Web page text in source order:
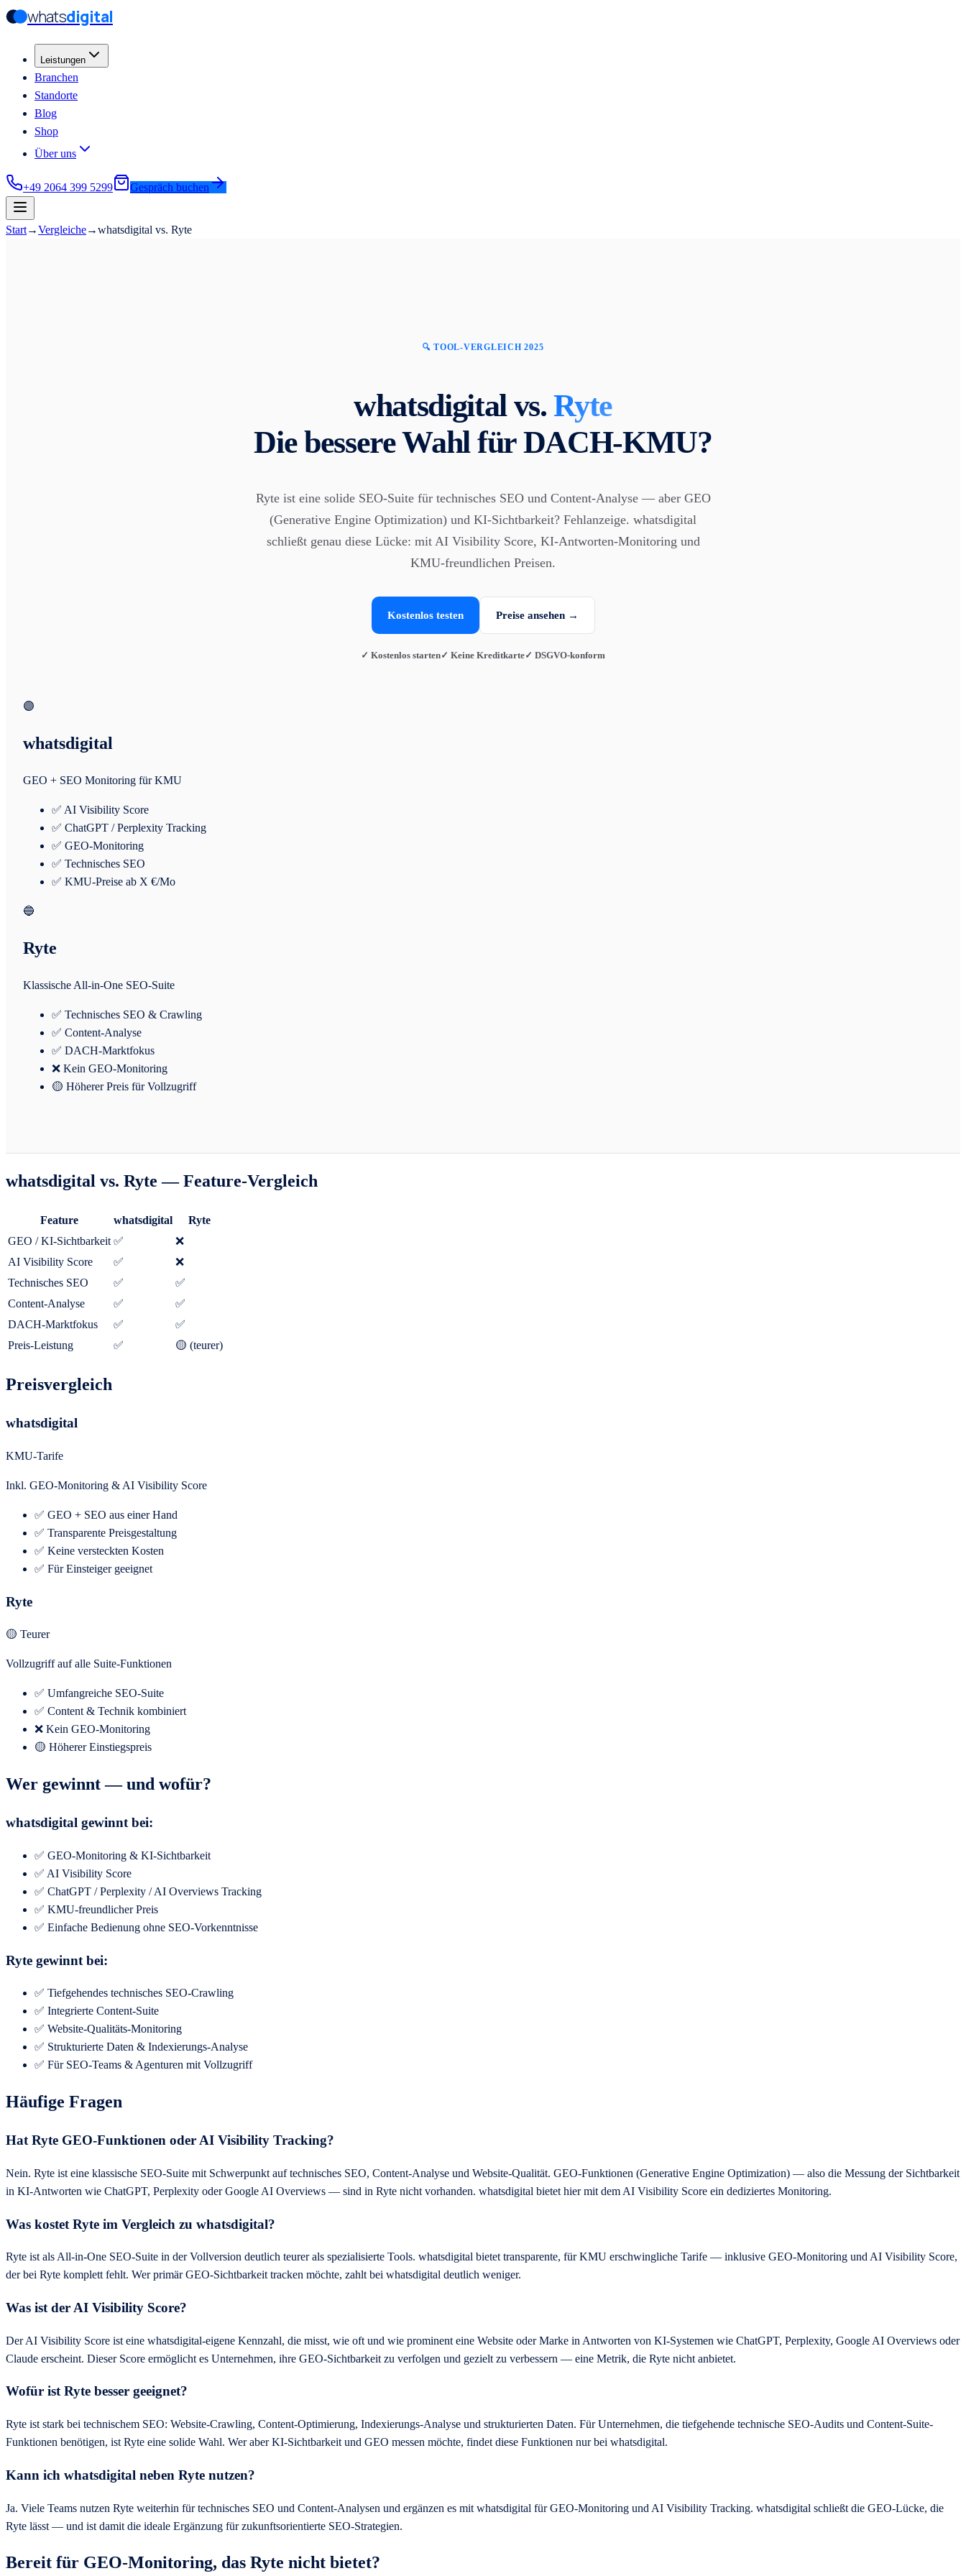
Zum Hauptinhalt springen
Zum Hauptinhalt springen
whatsdigital
Leistungen
Branchen
Standorte
Blog
Shop
Über uns
+49 2064 399 5299 Gespräch buchen
Start→Vergleiche→whatsdigital vs. Ryte
🔍 TOOL-VERGLEICH 2025
whatsdigital vs.Ryte
Die bessere Wahl für DACH-KMU?
Ryte ist eine solide SEO-Suite für technisches SEO und Content-Analyse — aber GEO
(Generative Engine Optimization) und KI-Sichtbarkeit? Fehlanzeige. whatsdigital
schließt genau diese Lücke: mit AI Visibility Score, KI-Antworten-Monitoring und
KMU-freundlichen Preisen.
Kostenlos testen Preise ansehen →
✓ Kostenlos starten✓ Keine Kreditkarte✓ DSGVO-konform
🟣
whatsdigital
GEO + SEO Monitoring für KMU
✅ AI Visibility Score
✅ ChatGPT / Perplexity Tracking
✅ GEO-Monitoring
✅ Technisches SEO
✅ KMU-Preise ab X €/Mo
🔵
Ryte
Klassische All-in-One SEO-Suite
✅ Technisches SEO & Crawling
✅ Content-Analyse
✅ DACH-Marktfokus
❌ Kein GEO-Monitoring
🟡 Höherer Preis für Vollzugriff
whatsdigital vs. Ryte — Feature-Vergleich
Feature whatsdigital
Ryte
GEO / KI-Sichtbarkeit ✅
❌
AI Visibility Score
✅
❌
Technisches SEO
✅
✅
Content-Analyse
✅
✅
DACH-Marktfokus
✅
✅
Preis-Leistung
✅ 🟡 (teurer)
Preisvergleich
whatsdigital
KMU-Tarife
Inkl. GEO-Monitoring & AI Visibility Score
✅ GEO + SEO aus einer Hand
✅ Transparente Preisgestaltung
✅ Keine versteckten Kosten
✅ Für Einsteiger geeignet
Ryte
🟡 Teurer
Vollzugriff auf alle Suite-Funktionen
✅ Umfangreiche SEO-Suite
✅ Content & Technik kombiniert
❌ Kein GEO-Monitoring
🟡 Höherer Einstiegspreis
Wer gewinnt — und wofür?
whatsdigital gewinnt bei:
✅ GEO-Monitoring & KI-Sichtbarkeit
✅ AI Visibility Score
✅ ChatGPT / Perplexity / AI Overviews Tracking
✅ KMU-freundlicher Preis
✅ Einfache Bedienung ohne SEO-Vorkenntnisse
Ryte gewinnt bei:
✅ Tiefgehendes technisches SEO-Crawling
✅ Integrierte Content-Suite
✅ Website-Qualitäts-Monitoring
✅ Strukturierte Daten & Indexierungs-Analyse
✅ Für SEO-Teams & Agenturen mit Vollzugriff
Häufige Fragen
Hat Ryte GEO-Funktionen oder AI Visibility Tracking?
Nein. Ryte ist eine klassische SEO-Suite mit Schwerpunkt auf technisches SEO, Content-Analyse und Website-Qualität. GEO-Funktionen (Generative Engine Optimization) — also die Messung der Sichtbarkeit
in KI-Antworten wie ChatGPT, Perplexity oder Google AI Overviews — sind in Ryte nicht vorhanden. whatsdigital bietet hier mit dem AI Visibility Score ein dediziertes Monitoring.
Was kostet Ryte im Vergleich zu whatsdigital?
Ryte ist als All-in-One SEO-Suite in der Vollversion deutlich teurer als spezialisierte Tools. whatsdigital bietet transparente, für KMU erschwingliche Tarife — inklusive GEO-Monitoring und AI Visibility Score,
der bei Ryte komplett fehlt. Wer primär GEO-Sichtbarkeit tracken möchte, zahlt bei whatsdigital deutlich weniger.
Was ist der AI Visibility Score?
Der AI Visibility Score ist eine whatsdigital-eigene Kennzahl, die misst, wie oft und wie prominent eine Website oder Marke in Antworten von KI-Systemen wie ChatGPT, Perplexity, Google AI Overviews oder
Claude erscheint. Dieser Score ermöglicht es Unternehmen, ihre GEO-Sichtbarkeit zu verfolgen und gezielt zu verbessern — eine Metrik, die Ryte nicht anbietet.
Wofür ist Ryte besser geeignet?
Ryte ist stark bei technischem SEO: Website-Crawling, Content-Optimierung, Indexierungs-Analyse und strukturierten Daten. Für Unternehmen, die tiefgehende technische SEO-Audits und Content-Suite-
Funktionen benötigen, ist Ryte eine solide Wahl. Wer aber KI-Sichtbarkeit und GEO messen möchte, findet diese Funktionen nur bei whatsdigital.
Kann ich whatsdigital neben Ryte nutzen?
Ja. Viele Teams nutzen Ryte weiterhin für technisches SEO und Content-Analysen und ergänzen es mit whatsdigital für GEO-Monitoring und AI Visibility Tracking. whatsdigital schließt die GEO-Lücke, die
Ryte lässt — und ist damit die ideale Ergänzung für zukunftsorientierte SEO-Strategien.
Bereit für GEO-Monitoring, das Ryte nicht bietet?